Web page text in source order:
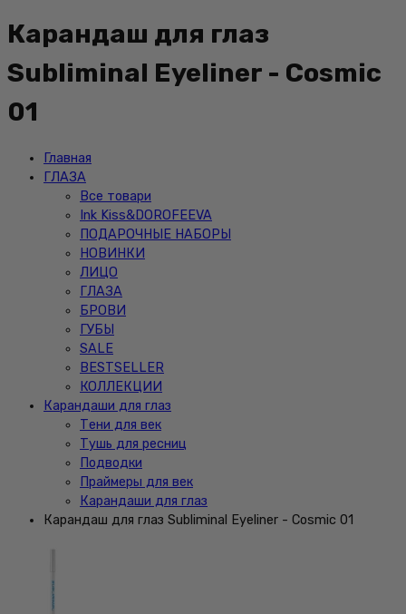
Карандаш для глаз
Subliminal Eyeliner - Cosmic
01
Главная
ГЛАЗА
Все товари
Ink Kiss&DOROFEEVA
ПОДАРОЧНЫЕ НАБОРЫ
НОВИНКИ
ЛИЦО
ГЛАЗА
БРОВИ
ГУБЫ
SALE
BESTSELLER
КОЛЛЕКЦИИ
Карандаши для глаз
Тени для век
Тушь для ресниц
Подводки
Праймеры для век
Карандаши для глаз
Карандаш для глаз Subliminal Eyeliner - Cosmic 01